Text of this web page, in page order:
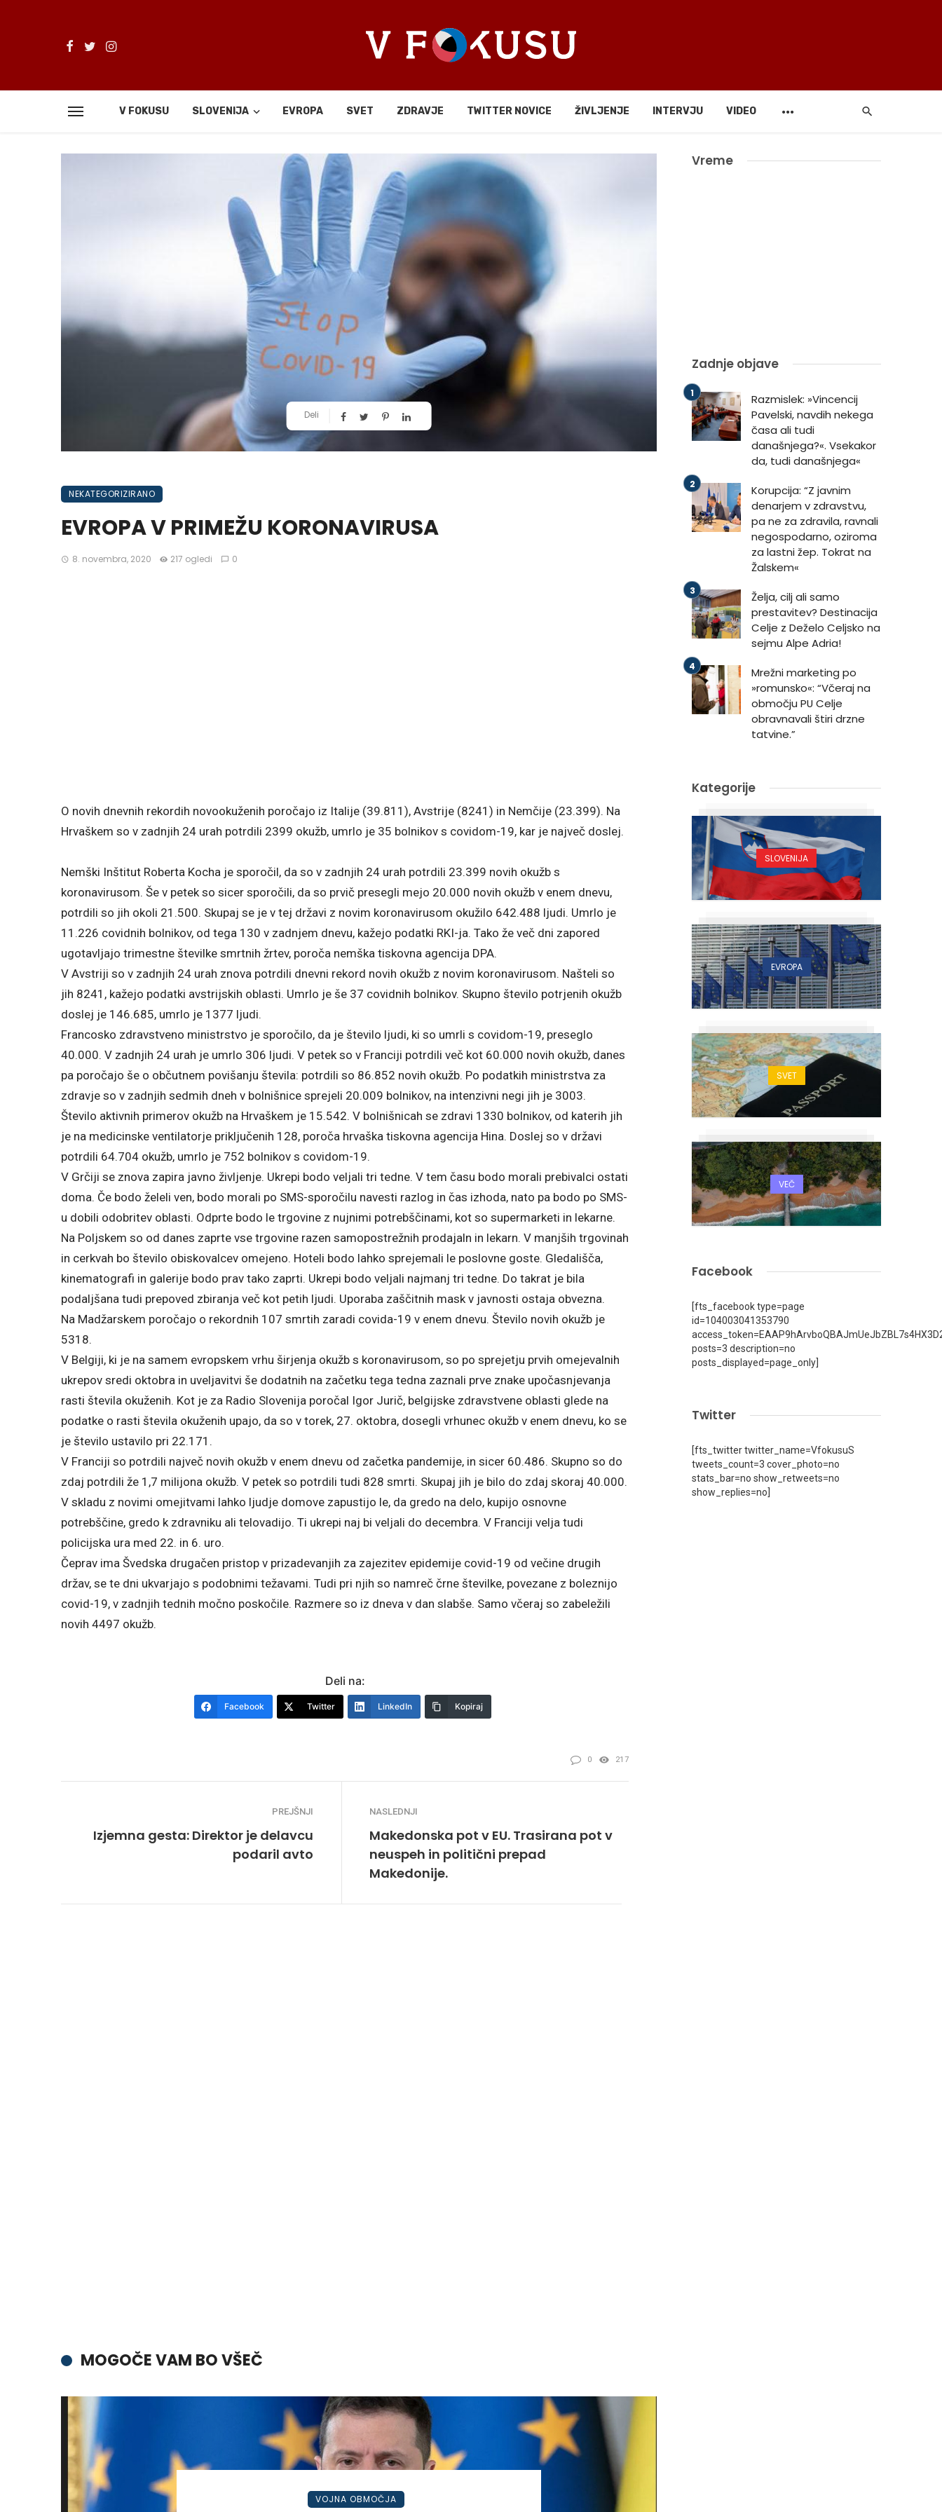
V FOKUSU SLOVENIJA EVROPA SVET ZDRAVJE TWITTER NOVICE ŽIVLJENJE INTERVJU VIDEO
Deli
NEKATEGORIZIRANO
EVROPA V PRIMEŽU KORONAVIRUSA
8. novembra, 2020 217 ogledi 0
O novih dnevnih rekordih novookuženih poročajo iz Italije (39.811), Avstrije (8241) in Nemčije (23.399). Na
Hrvaškem so v zadnjih 24 urah potrdili 2399 okužb, umrlo je 35 bolnikov s covidom-19, kar je največ doslej.
Nemški Inštitut Roberta Kocha je sporočil, da so v zadnjih 24 urah potrdili 23.399 novih okužb s
koronavirusom. Še v petek so sicer sporočili, da so prvič presegli mejo 20.000 novih okužb v enem dnevu,
potrdili so jih okoli 21.500. Skupaj se je v tej državi z novim koronavirusom okužilo 642.488 ljudi. Umrlo je
11.226 covidnih bolnikov, od tega 130 v zadnjem dnevu, kažejo podatki RKI-ja. Tako že več dni zapored
ugotavljajo trimestne številke smrtnih žrtev, poroča nemška tiskovna agencija DPA.
V Avstriji so v zadnjih 24 urah znova potrdili dnevni rekord novih okužb z novim koronavirusom. Našteli so
jih 8241, kažejo podatki avstrijskih oblasti. Umrlo je še 37 covidnih bolnikov. Skupno število potrjenih okužb
doslej je 146.685, umrlo je 1377 ljudi.
Francosko zdravstveno ministrstvo je sporočilo, da je število ljudi, ki so umrli s covidom-19, preseglo
40.000. V zadnjih 24 urah je umrlo 306 ljudi. V petek so v Franciji potrdili več kot 60.000 novih okužb, danes
pa poročajo še o občutnem povišanju števila: potrdili so 86.852 novih okužb. Po podatkih ministrstva za
zdravje so v zadnjih sedmih dneh v bolnišnice sprejeli 20.009 bolnikov, na intenzivni negi jih je 3003.
Število aktivnih primerov okužb na Hrvaškem je 15.542. V bolnišnicah se zdravi 1330 bolnikov, od katerih jih
je na medicinske ventilatorje priključenih 128, poroča hrvaška tiskovna agencija Hina. Doslej so v državi
potrdili 64.704 okužb, umrlo je 752 bolnikov s covidom-19.
V Grčiji se znova zapira javno življenje. Ukrepi bodo veljali tri tedne. V tem času bodo morali prebivalci ostati
doma. Če bodo želeli ven, bodo morali po SMS-sporočilu navesti razlog in čas izhoda, nato pa bodo po SMS-
u dobili odobritev oblasti. Odprte bodo le trgovine z nujnimi potrebščinami, kot so supermarketi in lekarne.
Na Poljskem so od danes zaprte vse trgovine razen samopostrežnih prodajaln in lekarn. V manjših trgovinah
in cerkvah bo število obiskovalcev omejeno. Hoteli bodo lahko sprejemali le poslovne goste. Gledališča,
kinematografi in galerije bodo prav tako zaprti. Ukrepi bodo veljali najmanj tri tedne. Do takrat je bila
podaljšana tudi prepoved zbiranja več kot petih ljudi. Uporaba zaščitnih mask v javnosti ostaja obvezna.
Na Madžarskem poročajo o rekordnih 107 smrtih zaradi covida-19 v enem dnevu. Število novih okužb je
5318.
V Belgiji, ki je na samem evropskem vrhu širjenja okužb s koronavirusom, so po sprejetju prvih omejevalnih
ukrepov sredi oktobra in uveljavitvi še dodatnih na začetku tega tedna zaznali prve znake upočasnjevanja
rasti števila okuženih. Kot je za Radio Slovenija poročal Igor Jurič, belgijske zdravstvene oblasti glede na
podatke o rasti števila okuženih upajo, da so v torek, 27. oktobra, dosegli vrhunec okužb v enem dnevu, ko se
je število ustavilo pri 22.171.
V Franciji so potrdili največ novih okužb v enem dnevu od začetka pandemije, in sicer 60.486. Skupno so do
zdaj potrdili že 1,7 milijona okužb. V petek so potrdili tudi 828 smrti. Skupaj jih je bilo do zdaj skoraj 40.000.
V skladu z novimi omejitvami lahko ljudje domove zapustijo le, da gredo na delo, kupijo osnovne
potrebščine, gredo k zdravniku ali telovadijo. Ti ukrepi naj bi veljali do decembra. V Franciji velja tudi
policijska ura med 22. in 6. uro.
Čeprav ima Švedska drugačen pristop v prizadevanjih za zajezitev epidemije covid-19 od večine drugih
držav, se te dni ukvarjajo s podobnimi težavami. Tudi pri njih so namreč črne številke, povezane z boleznijo
covid-19, v zadnjih tednih močno poskočile. Razmere so iz dneva v dan slabše. Samo včeraj so zabeležili
novih 4497 okužb.
Deli na:
Facebook Twitter LinkedIn Kopiraj
0 217
PREJŠNJI
Izjemna gesta: Direktor je delavcu
podaril avto
NASLEDNJI
Makedonska pot v EU. Trasirana pot v
neuspeh in politični prepad
Makedonije.
MOGOČE VAM BO VŠEČ
VOJNA OBMOČJA
Vreme
Zadnje objave
Razmislek: »Vincencij
Pavelski, navdih nekega
časa ali tudi
današnjega?«. Vsekakor
da, tudi današnjega«
Korupcija: “Z javnim
denarjem v zdravstvu,
pa ne za zdravila, ravnali
negospodarno, oziroma
za lastni žep. Tokrat na
Žalskem«
Želja, cilj ali samo
prestavitev? Destinacija
Celje z Deželo Celjsko na
sejmu Alpe Adria!
Mrežni marketing po
»romunsko«: “Včeraj na
območju PU Celje
obravnavali štiri drzne
tatvine.”
Kategorije
SLOVENIJA
EVROPA
SVET
VEČ
Facebook
[fts_facebook type=page
id=104003041353790
posts=3 description=no
posts_displayed=page_only]
Twitter
[fts_twitter twitter_name=VfokusuS
tweets_count=3 cover_photo=no
stats_bar=no show_retweets=no
show_replies=no]